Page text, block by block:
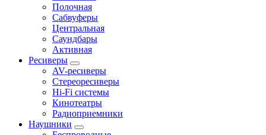
Полочная
Сабвуферы
Центральная
Саундбары
Активная
Ресиверы
AV-ресиверы
Стереоресиверы
Hi-Fi системы
Кинотеатры
Радиоприемники
Наушники